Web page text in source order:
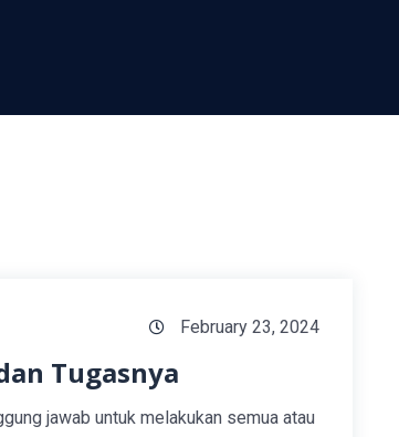
February 23, 2024
Tugasnya
jawab untuk melakukan semua atau